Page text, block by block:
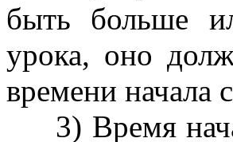
быть больше
урока, оно
времени начала
3) Время